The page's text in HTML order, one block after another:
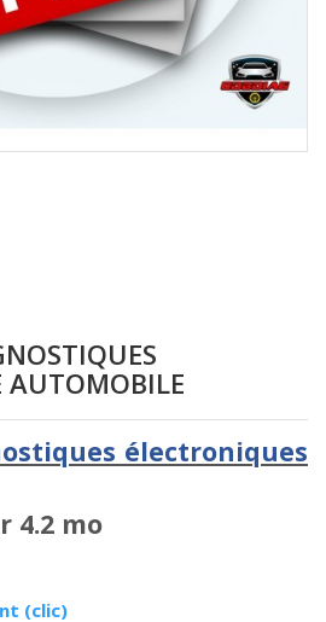
AUTOMOBILE
électroniques
4.2 mo
(clic)